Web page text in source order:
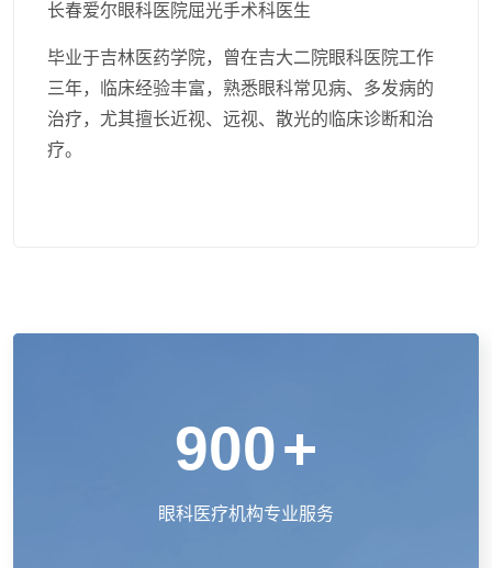
长春爱尔眼科医院屈光手术科医生
毕业于吉林医药学院，曾在吉大二院眼科医院工作
三年，临床经验丰富，熟悉眼科常见病、多发病的
治疗，尤其擅长近视、远视、散光的临床诊断和治
疗。
900+
眼科医疗机构专业服务